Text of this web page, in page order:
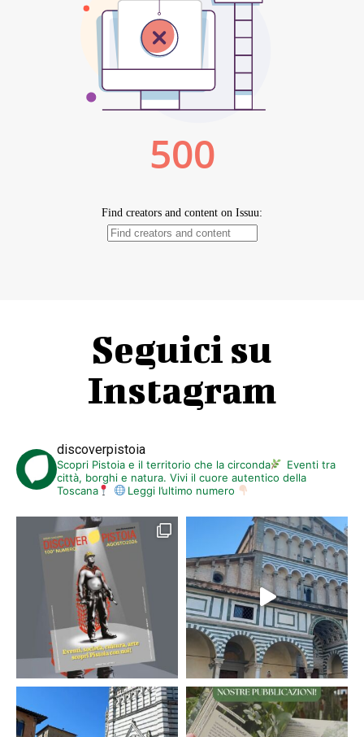
Seguici su
Instagram
discoverpistoia
Scopri Pistoia e il territorio che la circonda
Eventi tra
città, borghi e natura. Vivi il cuore autentico della
Toscana
Leggi l’ultimo numero